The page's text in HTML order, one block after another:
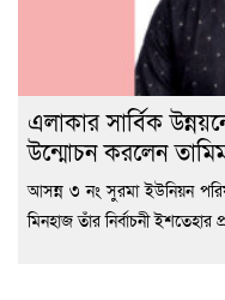
এলাকার সার্বিক
উন্মোচন করলেন
আসন্ন ৩ নং সুরমা ইউনিয়ন পরিষদ
মিনহাজ তাঁর নির্বাচনী